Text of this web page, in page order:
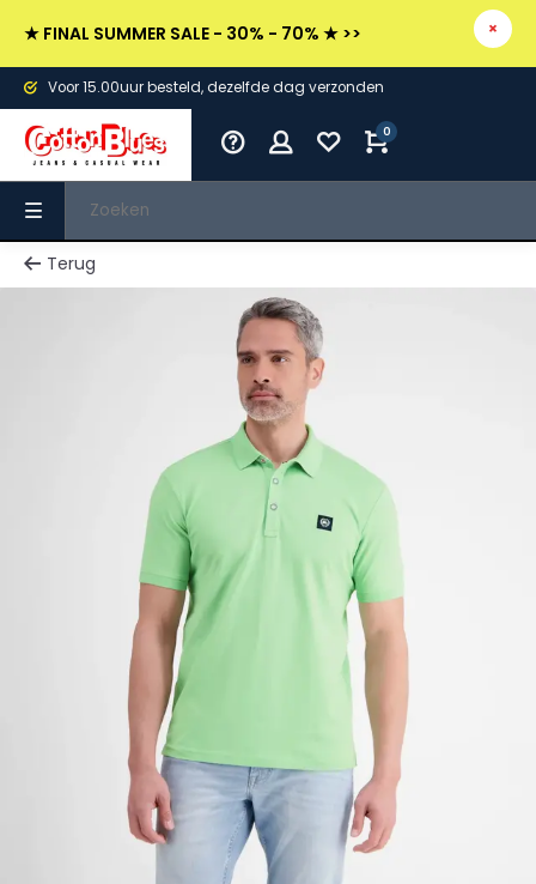
★ FINAL SUMMER SALE - 30% - 70% ★ >>
Voor 15.00uur besteld, dezelfde dag verzonden
0
Terug